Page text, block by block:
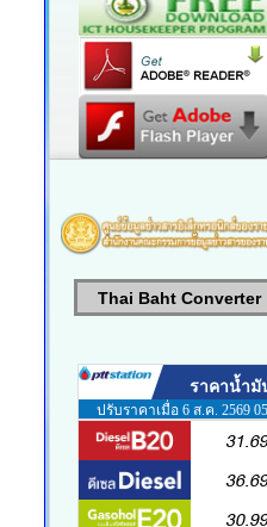
Thai Baht Converter